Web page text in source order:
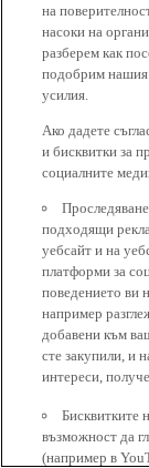
на
насоки на
разберем как
подобрим нашия
усилия.
Ако дадете
и бисквитки за
социалните
подходящи
уебсайт и на
платформи за
поведението ви
например
добавени към
сте закупили, и
интереси,
Бисквитките
възможност да
(например в